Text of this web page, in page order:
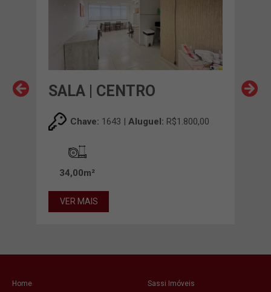
SALA | CENTRO
Chave: 1643 | Aluguel: R$1.800,00
34,00m²
VER MAIS
Home
Sassi Imóveis